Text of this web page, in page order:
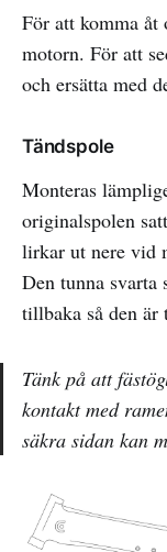
För att komma
motorn. För att
och ersätta med
Tändspole
Monteras
originalspolen
lirkar ut nere vid
Den tunna svarta
tillbaka så den
Tänk på att
kontakt med
säkra sidan kan